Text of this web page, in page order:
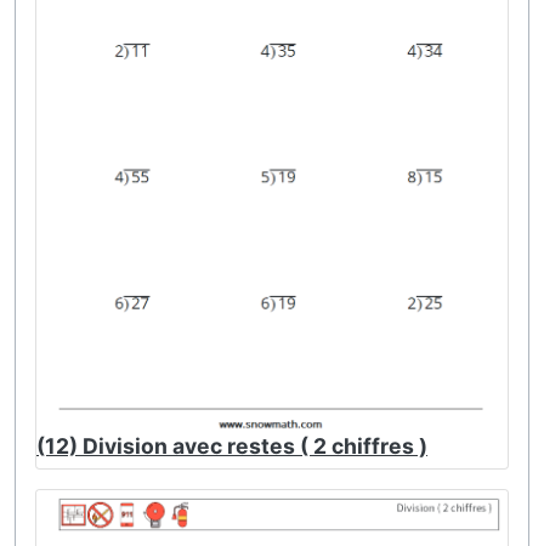
(12) Division avec restes ( 2 chiffres )